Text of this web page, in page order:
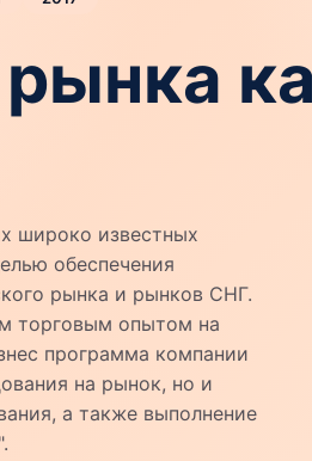
широко известных
обеспечения
рынка и рынков СНГ.
торговым опытом на
программа компании
на рынок, но и
а также выполнение